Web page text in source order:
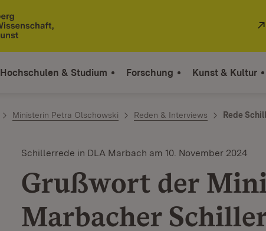
Hochschulen & Studium Forschung Kunst & Kultur
Ministerin Petra Olschowski Reden & Interviews Rede
Schillerrede in DLA Marbach am 10. November 2024
Grußwort der
Marbacher